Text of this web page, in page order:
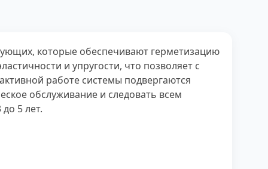
которые обеспечивают герметизацию
и упругости, что позволяет с
работе системы подвергаются
обслуживание и следовать всем
5 лет.